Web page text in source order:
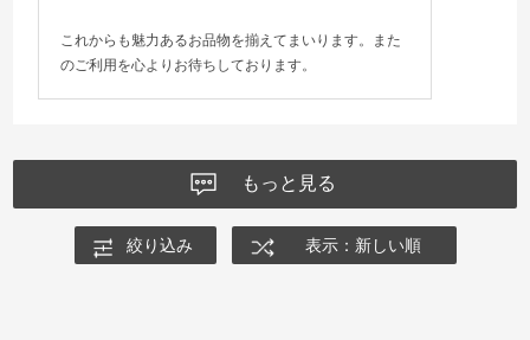
これからも魅力あるお品物を揃えてまいります。また
のご利用を心よりお待ちしております。
もっと見る
絞り込み 表示：新しい順